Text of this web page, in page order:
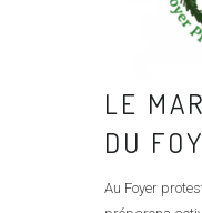
LE
DU
Au Foyer